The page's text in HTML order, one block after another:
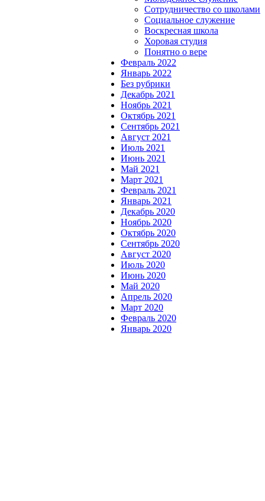
Сотрудничество со школами
Социальное служение
Воскресная школа
Хоровая студия
Понятно о вере
Февраль 2022
Январь 2022
Без рубрики
Декабрь 2021
Ноябрь 2021
Октябрь 2021
Сентябрь 2021
Август 2021
Июль 2021
Июнь 2021
Май 2021
Март 2021
Февраль 2021
Январь 2021
Декабрь 2020
Ноябрь 2020
Октябрь 2020
Сентябрь 2020
Август 2020
Июль 2020
Июнь 2020
Май 2020
Апрель 2020
Март 2020
Февраль 2020
Январь 2020